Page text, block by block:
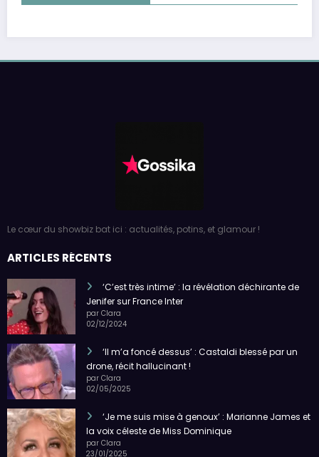
Le cœur du showbiz bat ici : actualités, potins, et glamour !
ARTICLES RÉCENTS
‘C’est très intime’ : la révélation déchirante de
Jenifer sur France Inter
par Clara
02/12/2024
‘Il m’a foncé dessus’ : Castaldi blessé par un
drone, récit hallucinant !
par Clara
02/05/2025
‘Je me suis mise à genoux’ : Marianne James et
la voix céleste de Miss Dominique
par Clara
23/01/2025